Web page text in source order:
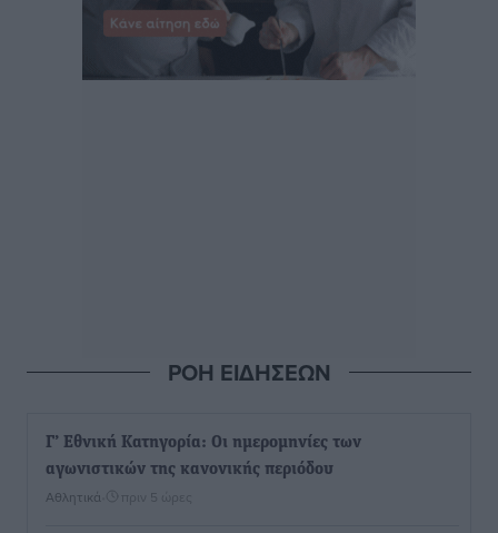
ΡΟΗ ΕΙΔΗΣΕΩΝ
Γ’ Εθνική Κατηγορία: Οι ημερομηνίες των
αγωνιστικών της κανονικής περιόδου
Αθλητικά πριν 5 ώρες